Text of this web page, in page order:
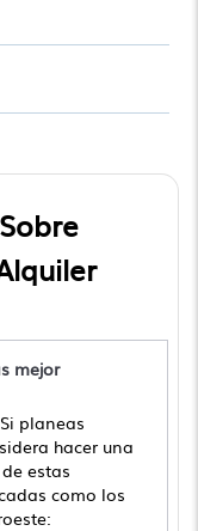
mejor
planeas
hacer una
estas
como los